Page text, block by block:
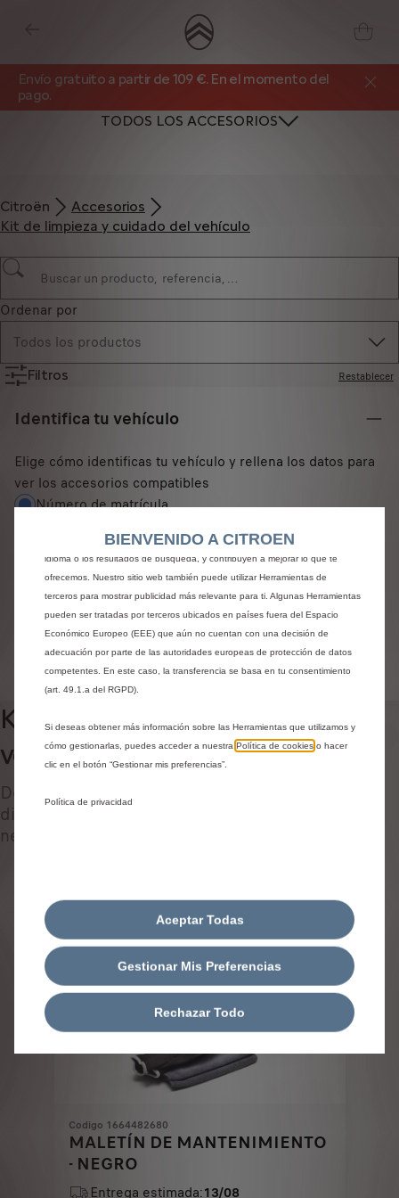
Envío gratuito a partir de 109 €. En el momento del
pago.
TODOS LOS ACCESORIOS
Citroën
Accesorios
Kit de limpieza y cuidado del vehículo
Ordenar por
Todos los productos
Filtros Restablecer
Identifica tu vehículo
Elige cómo identificas tu vehículo y rellena los datos para
ver los accesorios compatibles
Número de matrícula
Número de matrícula*
IDENTIFICAR VEHÍCULO
Kit de limpieza y cuidado del
vehículo
Descubre todos los accesorios originales
diseñados ​​para tu coche y adaptados a tus
necesidades.
Codigo 1664482680
MALETÍN DE MANTENIMIENTO
- NEGRO
Entrega estimada:13/08
BIENVENIDO A CITROEN
Utilizamos cookies y/u otras herramientas de seguimiento (las “Herramientas”)
para garantizar que disfrutes de la mejor experiencia posible en nuestro sitio
web. Estas nos permiten ofrecer funcionalidades básicas como la seguridad,
y el rendimiento mediante diversas funciones, como el reconocimiento del
idioma o los resultados de búsqueda, y contribuyen a mejorar lo que te
ofrecemos. Nuestro sitio web también puede utilizar Herramientas de
terceros para mostrar publicidad más relevante para ti. Algunas Herramientas
pueden ser tratadas por terceros ubicados en países fuera del Espacio
Económico Europeo (EEE) que aún no cuentan con una decisión de
adecuación por parte de las autoridades europeas de protección de datos
competentes. En este caso, la transferencia se basa en tu consentimiento
(art. 49.1.a del RGPD).
Si deseas obtener más información sobre las Herramientas que utilizamos y
cómo gestionarlas, puedes acceder a nuestra Política de cookies o hacer
clic en el botón “Gestionar mis preferencias”.
Política de privacidad
Gestionar Mis Preferencias
Aceptar Todas
Rechazar Todo